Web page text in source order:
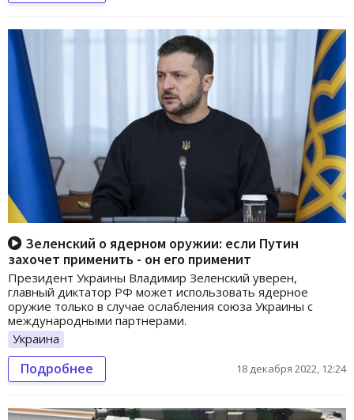
Зеленский о ядерном оружии: если Путин
захочет применить - он его применит
Президент Украины Владимир Зеленский уверен,
главный диктатор РФ может использовать ядерное
оружие только в случае ослабления союза Украины с
международными партнерами.
Украина
Подробнее 18 декабря 2022, 12:24